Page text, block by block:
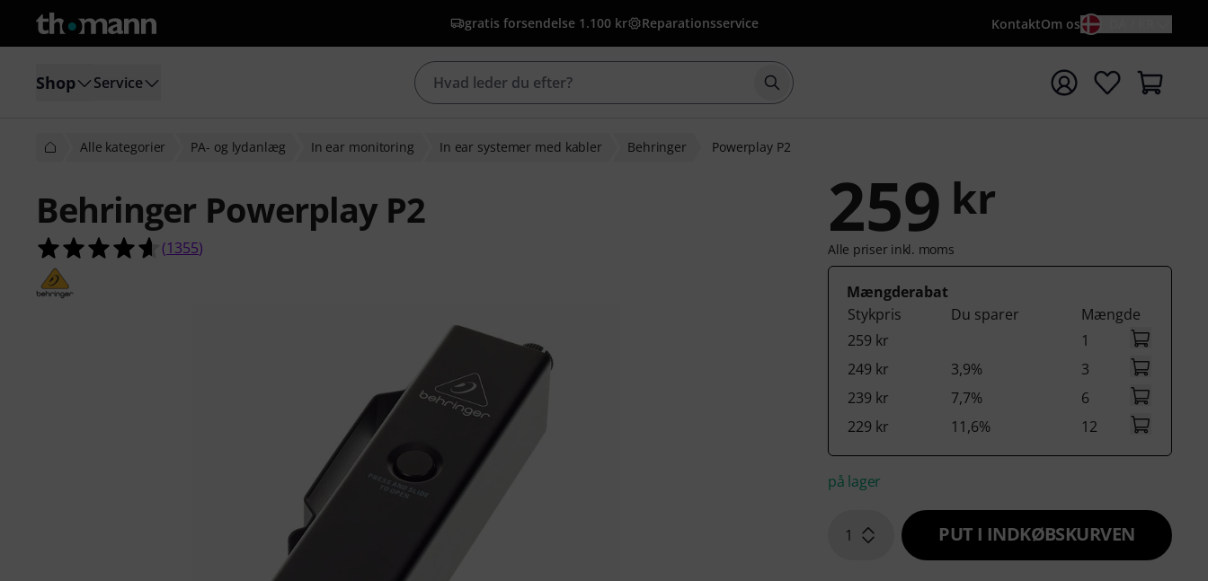
gratis forsendelse 1.100 kr Reparationsservice KontaktOm os
Shop Service Start søgning med søgeord {searchTerm}
Alle kategorier PA- og lydanlæg In ear monitoring In ear systemer med kabler Behringer Powerplay P2
Behringer Powerplay P2
4.6 ud af 5 stjerner fra 1355 kundebedømmelser
(1355) 259 kr
Alle priser inkl. moms
Mængderabat
Stykpris
Du sparer
Mængde
259 kr
1
249 kr
3,9%
3
239 kr
7,7%
6
229 kr
11,6% 12
på lager
1 PUT I INDKØBSKURVEN